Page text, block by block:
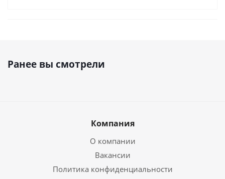
Ранее вы смотрели
Компания
О компании
Вакансии
Политика конфиденциальности